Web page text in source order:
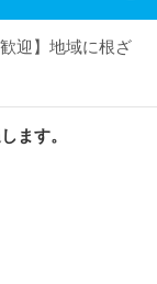
迎】地域に根ざ
ます。